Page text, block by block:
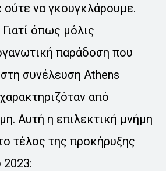
να γκουγκλάρουμε.
όπως μόλις
παράδοση που
συνέλευση Athens
από
Αυτή η επιλεκτική μνήμη
τέλος της προκήρυξης